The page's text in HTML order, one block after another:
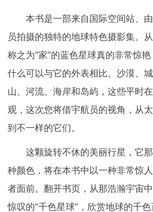
本书是一部来自国际空间站、
员拍摄的独特的地球特色摄影集。
称之为“家”的蓝色星球真的非常惊
什么可以与它的外表相比。沙漠、
山、河流、海岸和岛屿，这些平时
观，这次您将借宇航员的视角，从
到不一样的它们。
这颗旋转不休的美丽行星，它
种颜色，将在本书中以一种非常惊
者面前。翻开书页，从那浩瀚宇宙
惊叹的“千色星球”，欣赏地球的千